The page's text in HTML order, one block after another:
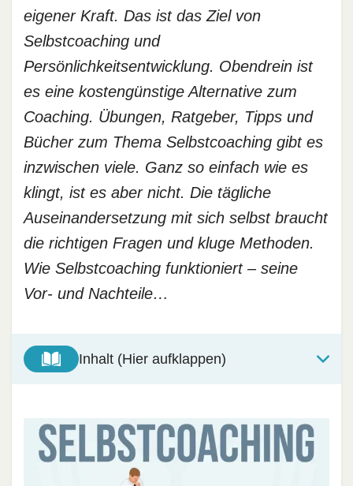
eigener Kraft. Das ist das Ziel von
Selbstcoaching und
Persönlichkeitsentwicklung. Obendrein ist
es eine kostengünstige Alternative zum
Coaching. Übungen, Ratgeber, Tipps und
Bücher zum Thema Selbstcoaching gibt es
inzwischen viele. Ganz so einfach wie es
klingt, ist es aber nicht. Die tägliche
Auseinandersetzung mit sich selbst braucht
die richtigen Fragen und kluge Methoden.
Wie Selbstcoaching funktioniert – seine
Vor- und Nachteile…
Inhalt (Hier aufklappen)